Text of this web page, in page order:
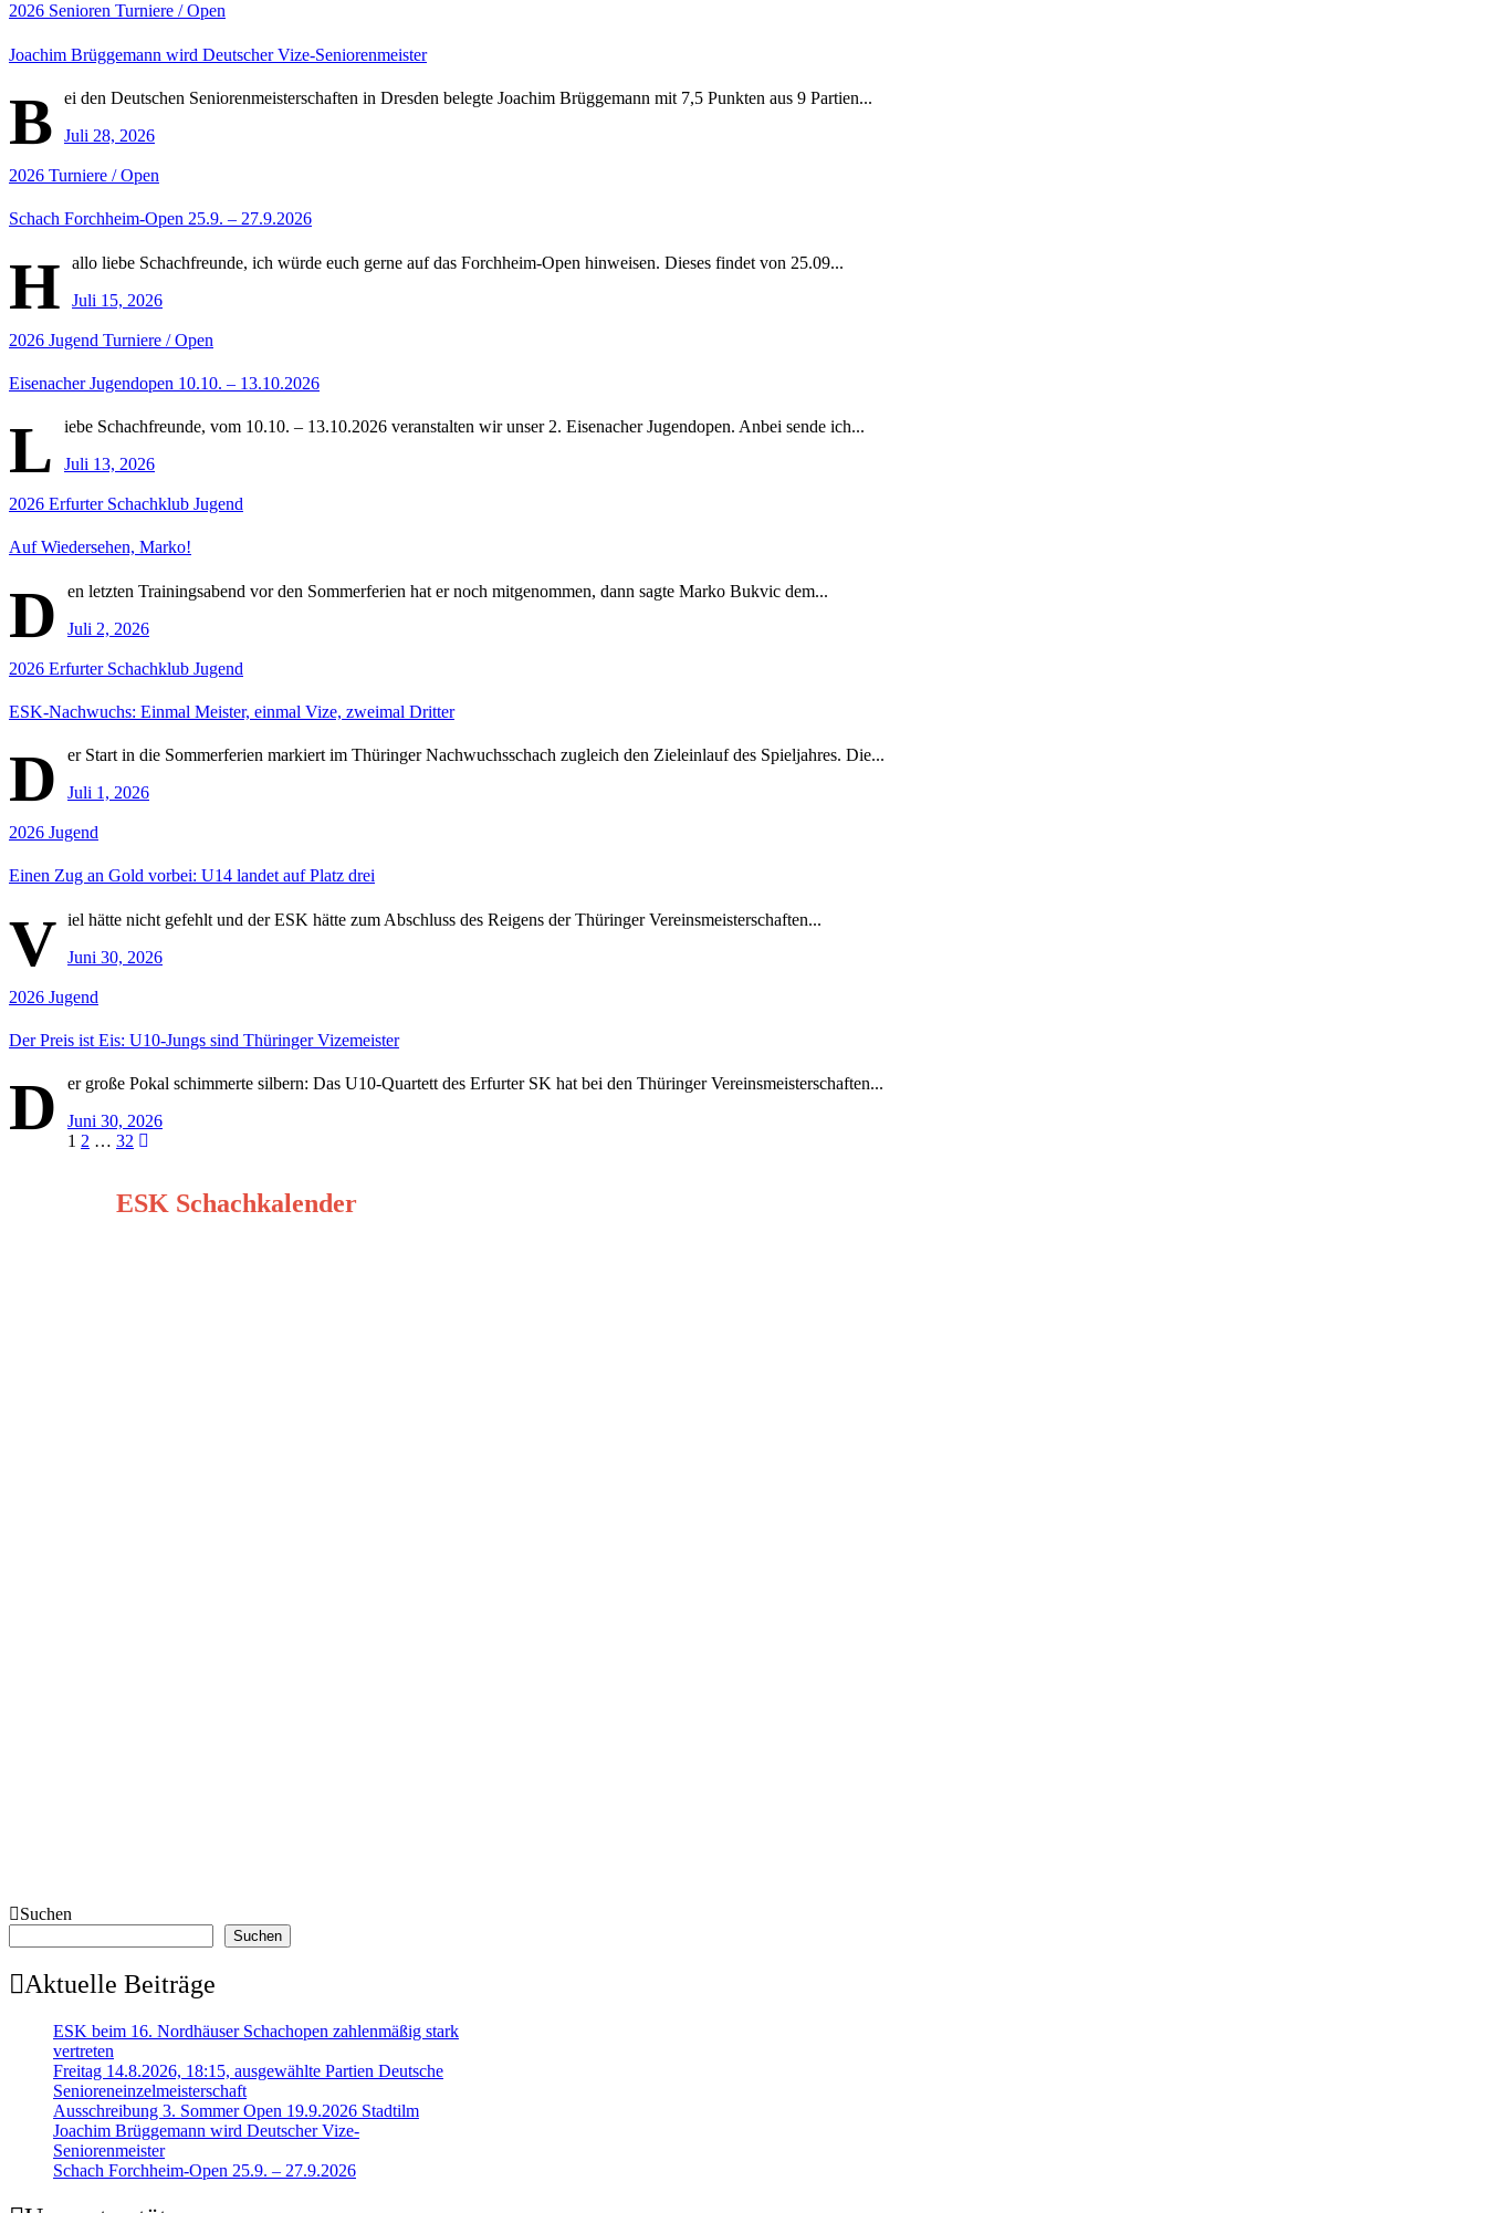
2026 Senioren Turniere / Open
Joachim Brüggemann wird Deutscher Vize-Seniorenmeister
B
ei den Deutschen Seniorenmeisterschaften in Dresden belegte Joachim Brüggemann mit 7,5 Punkten aus 9 Partien...
Juli 28, 2026
2026 Turniere / Open
Schach Forchheim-Open 25.9. – 27.9.2026
H
allo liebe Schachfreunde, ich würde euch gerne auf das Forchheim-Open hinweisen. Dieses findet von 25.09...
Juli 15, 2026
2026 Jugend Turniere / Open
Eisenacher Jugendopen 10.10. – 13.10.2026
L
iebe Schachfreunde, vom 10.10. – 13.10.2026 veranstalten wir unser 2. Eisenacher Jugendopen. Anbei sende ich...
Juli 13, 2026
2026 Erfurter Schachklub Jugend
Auf Wiedersehen, Marko!
D
en letzten Trainingsabend vor den Sommerferien hat er noch mitgenommen, dann sagte Marko Bukvic dem...
Juli 2, 2026
2026 Erfurter Schachklub Jugend
ESK-Nachwuchs: Einmal Meister, einmal Vize, zweimal Dritter
D
er Start in die Sommerferien markiert im Thüringer Nachwuchsschach zugleich den Zieleinlauf des Spieljahres. Die...
Juli 1, 2026
2026 Jugend
Einen Zug an Gold vorbei: U14 landet auf Platz drei
V iel hätte nicht gefehlt und der ESK hätte zum Abschluss des Reigens der Thüringer Vereinsmeisterschaften...
Juni 30, 2026
2026 Jugend
Der Preis ist Eis: U10-Jungs sind Thüringer Vizemeister
D
er große Pokal schimmerte silbern: Das U10-Quartett des Erfurter SK hat bei den Thüringer Vereinsmeisterschaften...
Juni 30, 2026
Seitennummerierung
1 2 … 32
ESK Schachkalender
Suchen
Suchen
Aktuelle Beiträge
ESK beim 16. Nordhäuser Schachopen zahlenmäßig stark
vertreten
Freitag 14.8.2026, 18:15, ausgewählte Partien Deutsche
Senioreneinzelmeisterschaft
Ausschreibung 3. Sommer Open 19.9.2026 Stadtilm
Joachim Brüggemann wird Deutscher Vize-
Seniorenmeister
Schach Forchheim-Open 25.9. – 27.9.2026